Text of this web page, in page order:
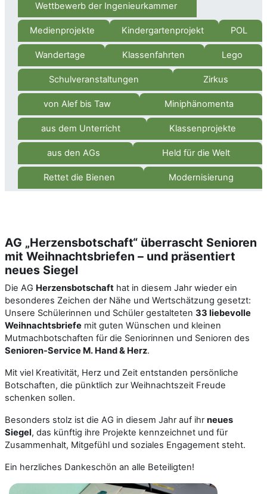
Wettbewerb der Ingenieurkammer
Medienprojekte Kindergartenprojekt POL
Wandertage Klassenfahrten Lego
Schulveranstaltungen Zirkus
von Alef bis Taw Miniphänomenta
aus dem Unterricht Klassenprojekte
aus den AGs Held für die Welt
Rettet die Bienen Modernisierung
AG „Herzensbotschaft“ überrascht Senioren
mit Weihnachtsbriefen – und präsentiert
neues Siegel
Die AG Herzensbotschaft hat in diesem Jahr wieder ein
besonderes Zeichen der Nähe und Wertschätzung gesetzt:
Unsere Schülerinnen und Schüler gestalteten 33 liebevolle
Weihnachtsbriefe mit guten Wünschen und kleinen
Mutmachbotschaften für die Seniorinnen und Senioren des
Senioren-Service M. Hand & Herz.
Mit viel Kreativität, Herz und Zeit entstanden persönliche
Botschaften, die pünktlich zur Weihnachtszeit Freude
schenken sollen.
Besonders stolz ist die AG in diesem Jahr auf ihrneues
Siegel, das künftig ihre Projekte kennzeichnet und für
Zusammenhalt, Mitgefühl und soziales Engagement steht.
Ein herzliches Dankeschön an alle Beteiligten!